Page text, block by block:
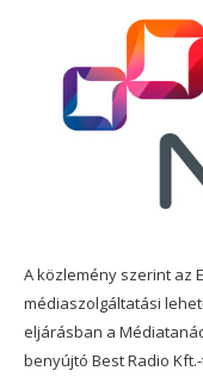
A közlemény szerint az
médiaszolgáltatási
eljárásban a
benyújtó Best Radio